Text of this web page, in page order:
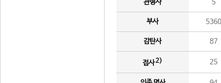
관형사 5
부사 5360
감탄사 87
접사2) 25